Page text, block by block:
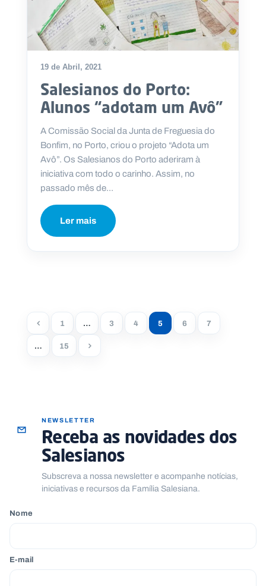
19 de Abril, 2021
Salesianos do Porto:
Alunos “adotam um Avô”
A Comissão Social da Junta de Freguesia do
Bonfim, no Porto, criou o projeto “Adota um
Avô”. Os Salesianos do Porto aderiram à
iniciativa com todo o carinho. Assim, no
passado mês de...
Ler mais
1 … 3 4 5 6
7
…
15
NEWSLETTER
Receba as novidades dos
Salesianos
Subscreva a nossa newsletter e acompanhe notícias,
iniciativas e recursos da Família Salesiana.
Nome
E-mail